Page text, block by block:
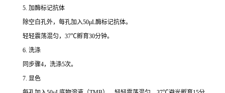
5. 加酶标记抗体
除空白孔外，每孔加入50μL酶标记抗体。
轻轻震荡混匀，37℃孵育30分钟。
6. 洗涤
同步骤4，洗涤5次。
7. 显色